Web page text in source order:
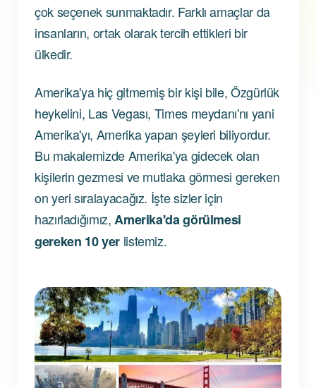
çok seçenek sunmaktadır. Farklı amaçlar da
insanların, ortak olarak tercih ettikleri bir
ülkedir.
Amerika'ya hiç gitmemiş bir kişi bile, Özgürlük
heykelini, Las Vegası, Times meydanı'nı yani
Amerika'yı, Amerika yapan şeyleri biliyordur.
Bu makalemizde Amerika'ya gidecek olan
kişilerin gezmesi ve mutlaka görmesi gereken
on yeri sıralayacağız. İşte sizler için
hazırladığımız, Amerika'da görülmesi
gereken 10 yer listemiz.